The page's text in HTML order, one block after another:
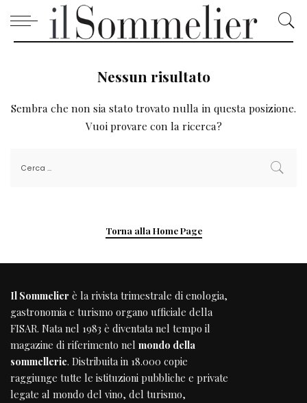
Nessun risultato
Sembra che non sia stato trovato nulla in questa posizione.
Vuoi provare con la ricerca?
Torna alla Home Page
Il Sommelier è la rivista trimestrale di enologia,
gastronomia e turismo organo ufficiale della
FISAR. Nata nel 1983 è diventata nel tempo il
magazine di riferimento nel mondo della
sommellerie. Distribuita in 18.000 copie
raggiunge tutte le istituzioni pubbliche e private
legate al mondo del vino, del turismo,